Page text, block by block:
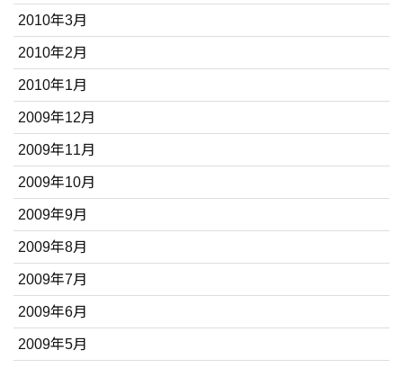
2010年3月
2010年2月
2010年1月
2009年12月
2009年11月
2009年10月
2009年9月
2009年8月
2009年7月
2009年6月
2009年5月